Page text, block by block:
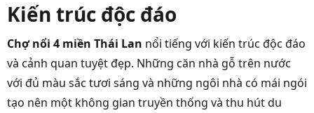
Kiến trúc độc đáo
Chợ nổi 4 miền Thái Lan nổi tiếng với kiến trúc độc đáo
và cảnh quan tuyệt đẹp. Những căn nhà gỗ trên nước
với đủ màu sắc tươi sáng và những ngôi nhà có mái ngói
tạo nên một không gian truyền thống và thu hút du